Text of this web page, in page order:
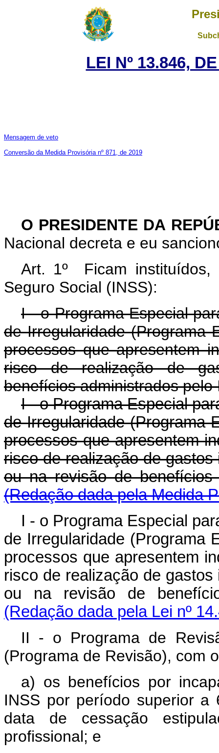
LEI Nº 13.846,
Mensagem de veto
Conversão da Medida Provisória nº 871, de 2019
O PRESIDENTE DA
Nacional decreta e eu
Art. 1º Ficam instituídos,
Seguro Social (INSS):
I - o Programa Especial
de Irregularidade (Programa
processos que apresentem
risco de realização de
benefícios administrados pelo
I - o Programa Especial
de Irregularidade (Programa
processos que apresentem
risco de realização de
ou na revisão de
(Redação dada pela Medida
I - o Programa Especial
de Irregularidade (Programa
processos que apresentem
risco de realização de
ou na revisão de
(Redação dada pela Lei nº
II - o Programa de
(Programa de Revisão), com
a) os benefícios por
INSS por período superior
data de cessação
profissional; e